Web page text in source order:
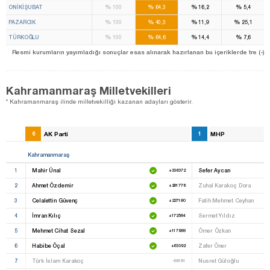
ONİKİŞUBAT % 100 %64,3 %16,2 %5,4
PAZARCIK % 100 %40,3 %11,9 % 25,1
TÜRKOĞLU % 100 %64,6 %14,4 %7,6
Resmi kurumların yayımladığı sonuçlar esas alınarak hazırlanan bu içeriklerde tre
Kahramanmaraş Milletvekilleri
* Kahramanmaraş ilinde milletvekilliği kazanan adayları gösterir.
6 AK Parti 1 MHP
Kahramanmaraş
1 Mahir Ünal +336372 Sefer Aycan
2 Ahmet Özdemir +281776 Zuhal Karakoç Dora
3 Celalettin Güvenç +227180 Fatih Mehmet Ceyhan
4 İmran Kılıç +172584 Sermet Yıldız
5 Mehmet Cihat Sezal +117988 Ömer Özkan
6 Habibe Öçal +63392 Zafer Öner
7 Türk İslam Karakoç -66181 Nusret Güloğlu